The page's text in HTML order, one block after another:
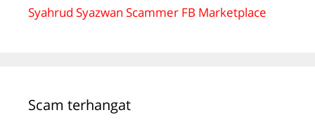
Syahrud Syazwan Scammer FB Marketplace
Scam terhangat